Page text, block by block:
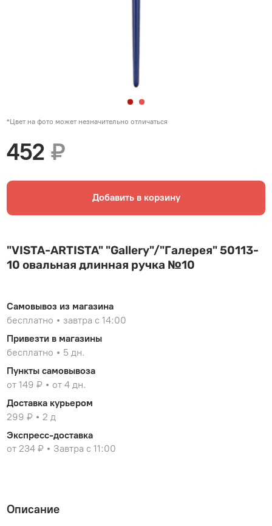
*Цвет на фото может незначительно отличаться
452₽
Добавить в корзину
"VISTA-ARTISTA" "Gallery"/"Галерея" 50113-
10 овальная длинная ручка №10
Самовывоз из магазина
бесплатно
завтра с 14:00
Привезти в магазины
бесплатно
5 дн.
Пункты самовывоза
от 149 ₽
от 4 дн.
Доставка курьером
299 ₽
2 д
Экспресс-доставка
от 234 ₽
Завтра с 11:00
Описание